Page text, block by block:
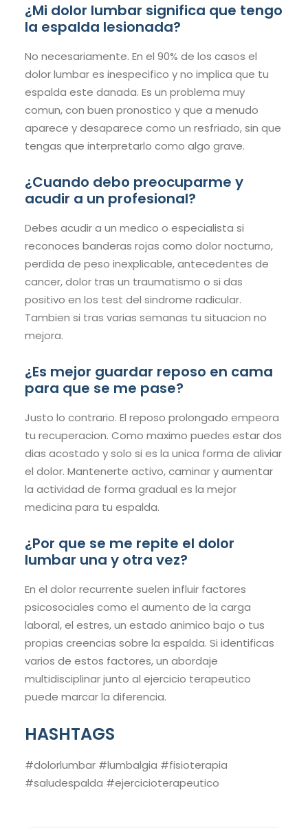
¿Mi dolor lumbar significa que tengo
la espalda lesionada?
No necesariamente. En el 90% de los casos el
dolor lumbar es inespecifico y no implica que tu
espalda este danada. Es un problema muy
comun, con buen pronostico y que a menudo
aparece y desaparece como un resfriado, sin que
tengas que interpretarlo como algo grave.
¿Cuando debo preocuparme y
acudir a un profesional?
Debes acudir a un medico o especialista si
reconoces banderas rojas como dolor nocturno,
perdida de peso inexplicable, antecedentes de
cancer, dolor tras un traumatismo o si das
positivo en los test del sindrome radicular.
Tambien si tras varias semanas tu situacion no
mejora.
¿Es mejor guardar reposo en cama
para que se me pase?
Justo lo contrario. El reposo prolongado empeora
tu recuperacion. Como maximo puedes estar dos
dias acostado y solo si es la unica forma de aliviar
el dolor. Mantenerte activo, caminar y aumentar
la actividad de forma gradual es la mejor
medicina para tu espalda.
¿Por que se me repite el dolor
lumbar una y otra vez?
En el dolor recurrente suelen influir factores
psicosociales como el aumento de la carga
laboral, el estres, un estado animico bajo o tus
propias creencias sobre la espalda. Si identificas
varios de estos factores, un abordaje
multidisciplinar junto al ejercicio terapeutico
puede marcar la diferencia.
HASHTAGS
#dolorlumbar #lumbalgia #fisioterapia
#saludespalda #ejercicioterapeutico